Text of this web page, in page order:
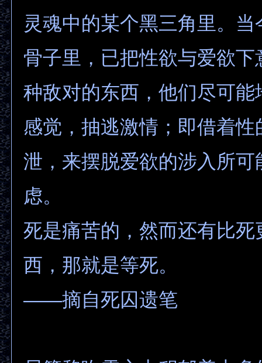
灵魂中的某个黑三角里。
骨子里，已把性欲与爱欲下
种敌对的东西，他们尽可能
感觉，抽逃激情；即借着性
泄，来摆脱爱欲的涉入所可
虑。
死是痛苦的，然而还有比死
西，那就是等死。
——摘自死囚遗笔